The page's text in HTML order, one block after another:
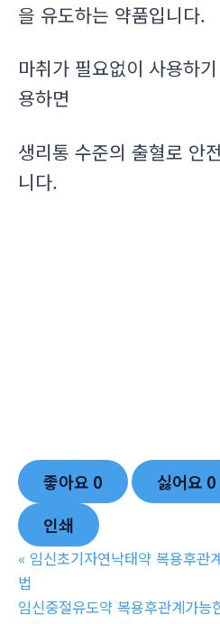
을 유도하는 약품입니다.
마취가 필요없이 사용하
용하면
생리통 수준의 출혈로 안
니다.
좋아요 0 싫어요 0
인쇄
« 임신초기자연낙태약 복용후관
법
임신중절유도약 복용후관계가능